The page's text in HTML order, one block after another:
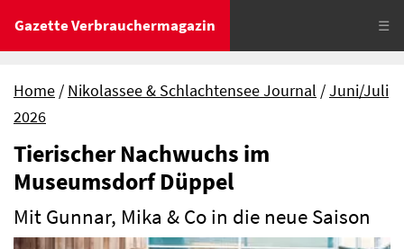
Gazette Verbrauchermagazin ☰
Home Nikolassee & Schlachtensee Journal
Juni/Juli
2026
Tierischer Nachwuchs im
Museumsdorf Düppel
Mit Gunnar, Mika & Co in die neue Saison